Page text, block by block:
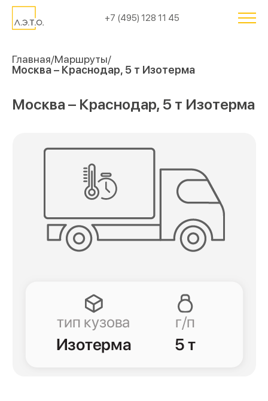
+7 (495) 128 11 45
Главная Маршруты
Москва – Краснодар, 5 т Изотерма
Москва – Краснодар, 5 т Изотерма